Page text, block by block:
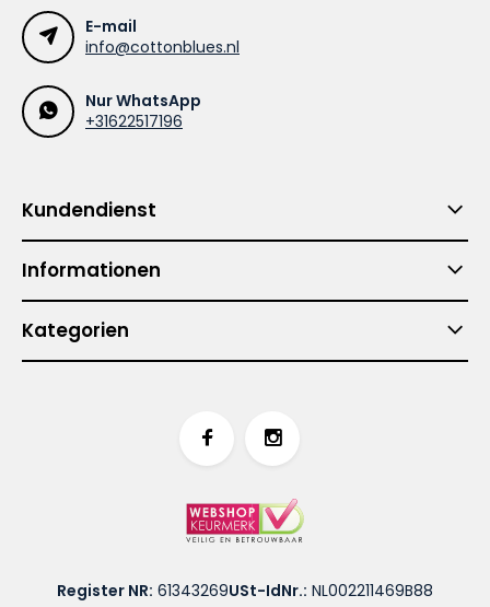
E-mail
info@cottonblues.nl
Nur WhatsApp
+31622517196
Kundendienst
Informationen
Kategorien
Register NR: 61343269USt-IdNr.: NL002211469B88